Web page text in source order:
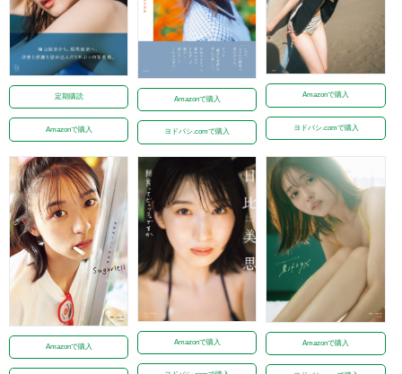
定期購読
Amazonで購入
Amazonで購入
ヨドバシ.comで購入
Amazonで購入
ヨドバシ.comで購入
Amazonで購入
Amazonで購入 Amazonで購入